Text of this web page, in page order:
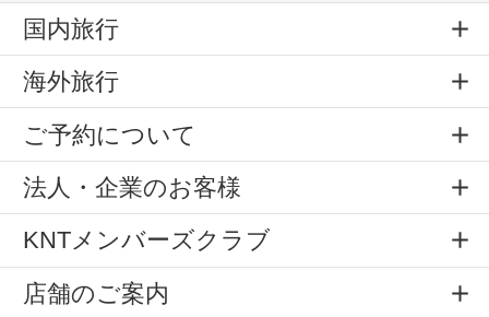
国内旅行
海外旅行
ご予約について
法人・企業のお客様
KNTメンバーズクラブ
店舗のご案内